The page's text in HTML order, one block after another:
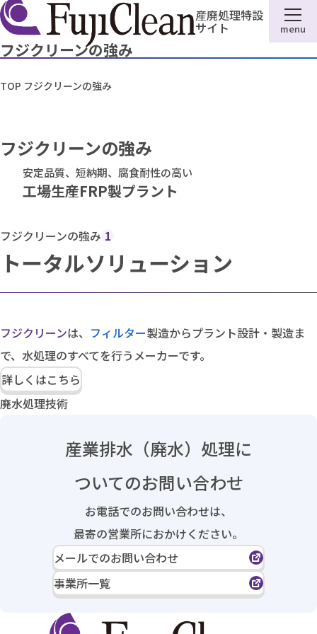
産廃処理特設
サイト menu
フジクリーンの強み
TOP フジクリーンの強み
フジクリーンの強み
安定品質、短納期、腐食耐性の高い
工場生産FRP製プラント
フジクリーンの強み 1
トータルソリューション
フジクリーンは、 フィルター製造からプラント設計・製造ま
で、水処理のすべてを行うメーカーです。
詳しくはこちら
廃水処理技術
産業排水（廃水）処理に
ついてのお問い合わせ
お電話でのお問い合わせは、
最寄の営業所におかけください。
メールでのお問い合わせ
事業所一覧